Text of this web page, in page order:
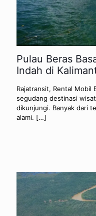
Pulau Beras
Indah di
Rajatransit, Rental Mobil
segudang destinasi
dikunjungi. Banyak dari
alami. […]